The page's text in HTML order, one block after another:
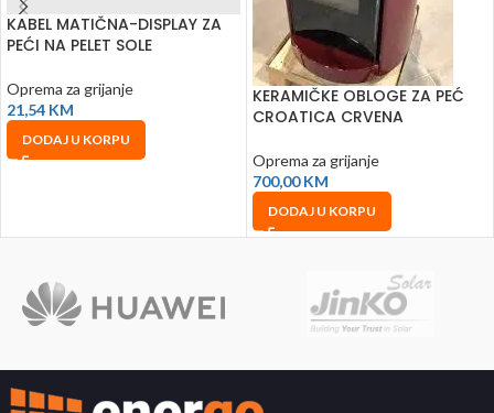
KABEL MATIČNA-DISPLAY ZA
PEĆI NA PELET SOLE
Oprema za grijanje
21,54 KM
DODAJ U KORPU
KERAMIČKE OBLOGE ZA PEĆ
CROATICA CRVENA
Oprema za grijanje
700,00KM
DODAJ U KORPU